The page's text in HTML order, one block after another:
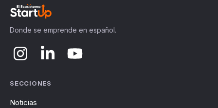
Donde se emprende en español.
SECCIONES
Noticias